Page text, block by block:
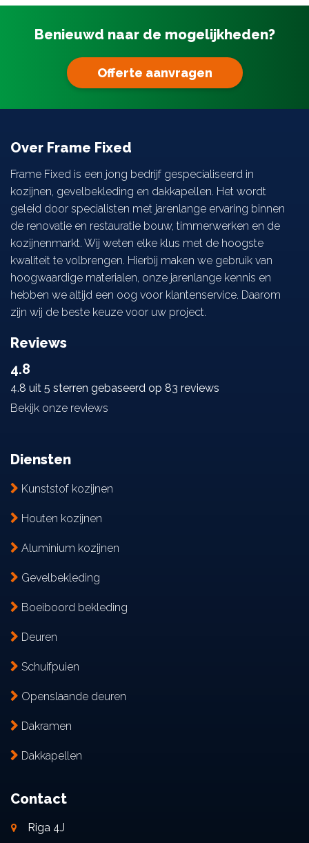
Benieuwd naar de mogelijkheden?
Offerte aanvragen
Over Frame Fixed
Frame Fixed is een jong bedrijf gespecialiseerd in
kozijnen, gevelbekleding en dakkapellen. Het wordt
geleid door specialisten met jarenlange ervaring binnen
de renovatie en restauratie bouw, timmerwerken en de
kozijnenmarkt. Wij weten elke klus met de hoogste
kwaliteit te volbrengen. Hierbij maken we gebruik van
hoogwaardige materialen, onze jarenlange kennis en
hebben we altijd een oog voor klantenservice. Daarom
zijn wij de beste keuze voor uw project.
Reviews
4.8
4.8 uit 5 sterren gebaseerd op 83 reviews
Bekijk onze reviews
Diensten
Kunststof kozijnen
Houten kozijnen
Aluminium kozijnen
Gevelbekleding
Boeiboord bekleding
Deuren
Schuifpuien
Openslaande deuren
Dakramen
Dakkapellen
Contact
Riga 4J